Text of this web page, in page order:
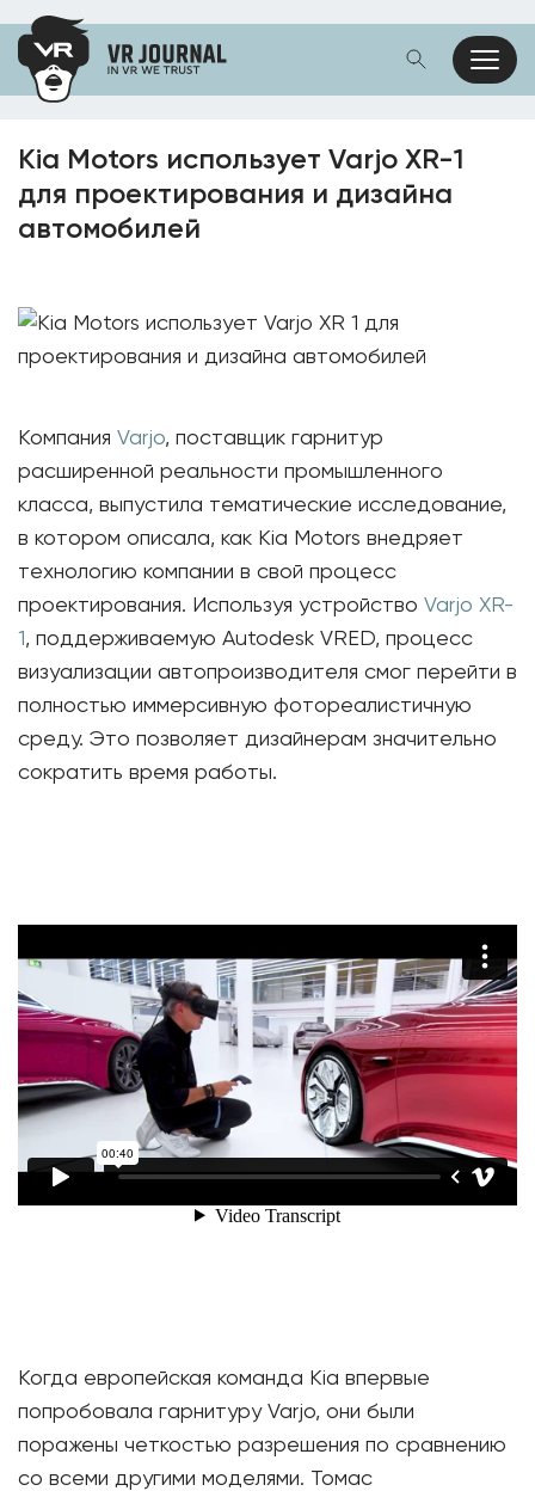
Kia Motors использует Varjo XR-1
для проектирования и дизайна
автомобилей
Компания Varjo, поставщик гарнитур
расширенной реальности промышленного
класса, выпустила тематические исследование,
в котором описала, как Kia Motors внедряет
технологию компании в свой процесс
проектирования. Используя устройство Varjo XR-
1, поддерживаемую Autodesk VRED, процесс
визуализации автопроизводителя смог перейти в
полностью иммерсивную фотореалистичную
среду. Это позволяет дизайнерам значительно
сократить время работы.
Когда европейская команда Kia впервые
попробовала гарнитуру Varjo, они были
поражены четкостью разрешения по сравнению
со всеми другими моделями. Томас